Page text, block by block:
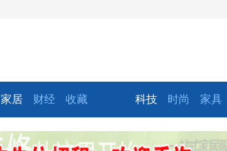
家居 财经 收藏 科技 时尚 家具